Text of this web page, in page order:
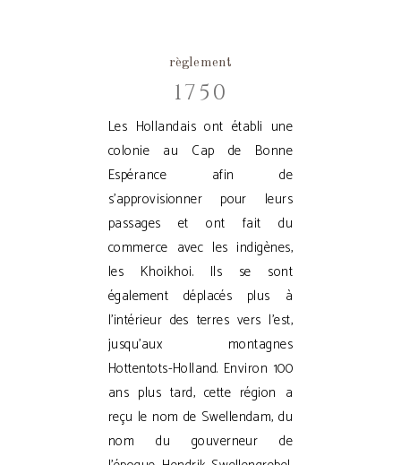
règlement
1750
Les Hollandais ont établi une
colonie au Cap de Bonne
Espérance afin de
s'approvisionner pour leurs
passages et ont fait du
commerce avec les indigènes,
les Khoikhoi. Ils se sont
également déplacés plus à
l'intérieur des terres vers l'est,
jusqu'aux montagnes
Hottentots-Holland. Environ 100
ans plus tard, cette région a
reçu le nom de Swellendam, du
nom du gouverneur de